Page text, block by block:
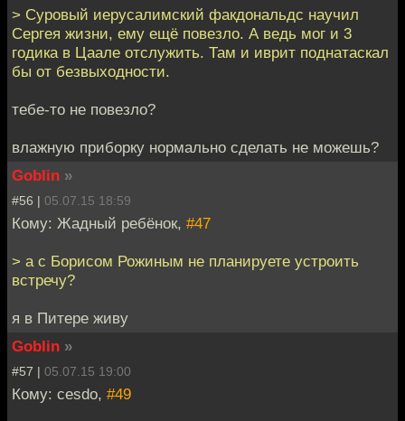
> Суровый иерусалимский факдональдс научил
Сергея жизни, ему ещё повезло. А ведь мог и 3
годика в Цаале отслужить. Там и иврит поднатаскал
бы от безвыходности.
тебе-то не повезло?
влажную приборку нормально сделать не можешь?
Goblin »
#56 | 05.07.15 18:59
Кому: Жадный ребёнок, #47
> а с Борисом Рожиным не планируете устроить
встречу?
я в Питере живу
Goblin »
#57 | 05.07.15 19:00
Кому: cesdo, #49